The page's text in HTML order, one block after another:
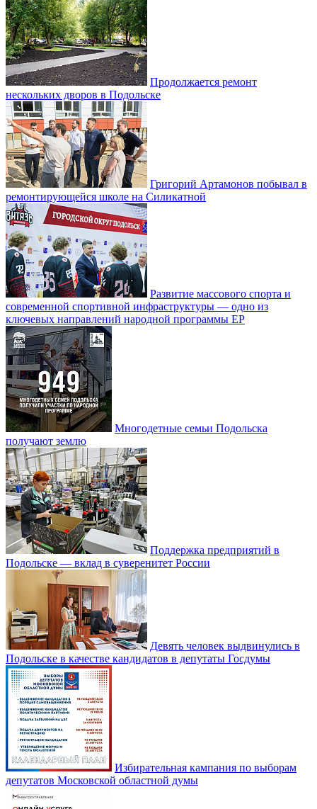
Продолжается ремонт
нескольких дворов в Подольске
Григорий Артамонов побывал в
ремонтирующейся школе на Силикатной
Развитие массового спорта и
современной спортивной инфраструктуры — одно из
ключевых направлений народной программы ЕР
Многодетные семьи Подольска
получают землю
Поддержка предприятий в
Подольске — вклад в суверенитет России
Девять человек выдвинулись в
Подольске в качестве кандидатов в депутаты Госдумы
Избирательная кампания по выборам
депутатов Московской областной думы